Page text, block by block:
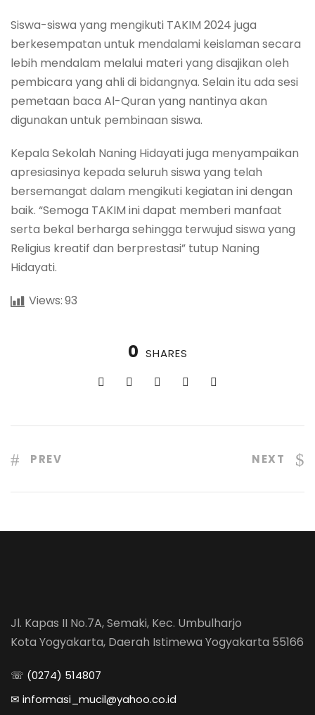
Siswa-siswa yang mengikuti TAKIM 2024 juga
berkesempatan untuk mendalami keislaman secara
lebih mendalam melalui materi yang disajikan oleh
pembicara yang ahli di bidangnya. Selain itu ada sesi
pemetaan baca Al-Quran yang nantinya akan
digunakan untuk pembinaan siswa.
Kepala Sekolah Naning Hidayati juga menyampaikan
apresiasinya kepada seluruh siswa yang telah
bersemangat dalam mengikuti kegiatan ini dengan
baik. “Semoga TAKIM ini dapat memberi manfaat
serta bekal berharga sehingga terwujud siswa yang
Religius kreatif dan berprestasi” tutup Naning
Hidayati.
Views:93
0 SHARES
PREV NEXT
Jl. Kapas II No.7A, Semaki, Kec. Umbulharjo
Kota Yogyakarta, Daerah Istimewa Yogyakarta 55166
☏ (0274) 514807
✉ informasi_mucil@yahoo.co.id